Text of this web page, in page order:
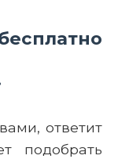
ответит
подобрать